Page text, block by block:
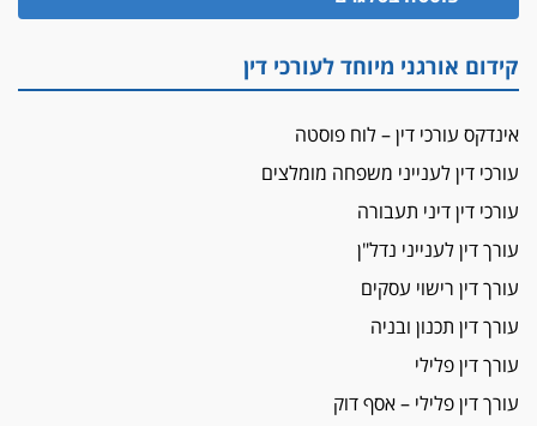
פיקטיביות בשם פלסטינים
על המידתיות
ביה"ד המשמעתי ביטל השעיה לצמיתות של
אשם
עו"ד הלל בבייב הורשע בהונאת עשרות לקוחות,
ההסדר: 7-9 שנות מאסר
דין ומקרקעין
עורך דין ברמת השרון נחקר בחשד למרמה בעסקת
נדל"ן
"אני מכינה 5-6 ג'וינטים ביום"
תובעת משטרתית פוטרה בחשד לעישון סמים
שנחשף בפעילות בלשים בטלגרם
קידום אורגני מיוחד לעורכי דין
אינדקס עורכי דין – לוח פוסטה
עורכי דין לענייני משפחה מומלצים
עורכי דין דיני תעבורה
עורך דין לענייני נדל"ן
עורך דין רישוי עסקים
עורך דין תכנון ובניה
עורך דין פלילי
עורך דין פלילי – אסף דוק